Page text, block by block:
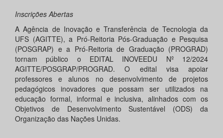
Inscrições Abertas
A Agência de Inovação e Transferência de Tecnologia da
UFS (AGITTE), a Pró-Reitoria Pós-Graduação e Pesquisa
(POSGRAP) e a Pró-Reitoria de Graduação (PROGRAD)
tornam público o EDITAL INOVEEDU Nº 12/2024
AGITTE/POSGRAP/PROGRAD. O edital visa apoiar
professores e alunos no desenvolvimento de projetos
pedagógicos inovadores que possam ser utilizados na
educação formal, informal e inclusiva, alinhados com os
Objetivos de Desenvolvimento Sustentável (ODS) da
Organização das Nações Unidas.